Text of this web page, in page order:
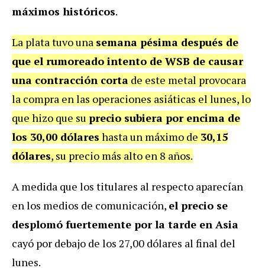
máximos históricos.
La plata tuvo una semana pésima después de
que el rumoreado intento de WSB de causar
una contracción corta de este metal provocara
la compra en las operaciones asiáticas el lunes, lo
que hizo que su precio subiera por encima de
los 30,00 dólares hasta un máximo de 30,15
dólares, su precio más alto en 8 años.
A medida que los titulares al respecto aparecían
en los medios de comunicación, el precio se
desplomó fuertemente por la tarde en Asia
cayó por debajo de los 27,00 dólares al final del
lunes.